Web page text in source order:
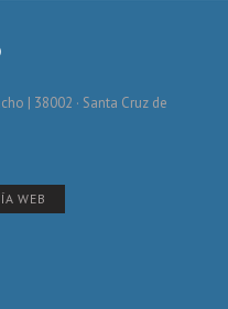
| 38002 · Santa Cruz de
WEB